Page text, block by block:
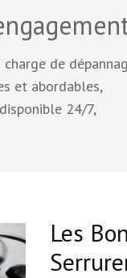
de
et abordables,
24/7,
Les